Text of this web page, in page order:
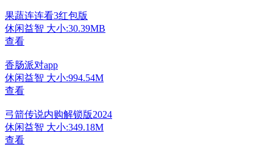
果蔬连连看3红包版
休闲益智 大小:30.39MB
查看
香肠派对app
休闲益智 大小:994.54M
查看
弓箭传说内购解锁版2024
休闲益智 大小:349.18M
查看